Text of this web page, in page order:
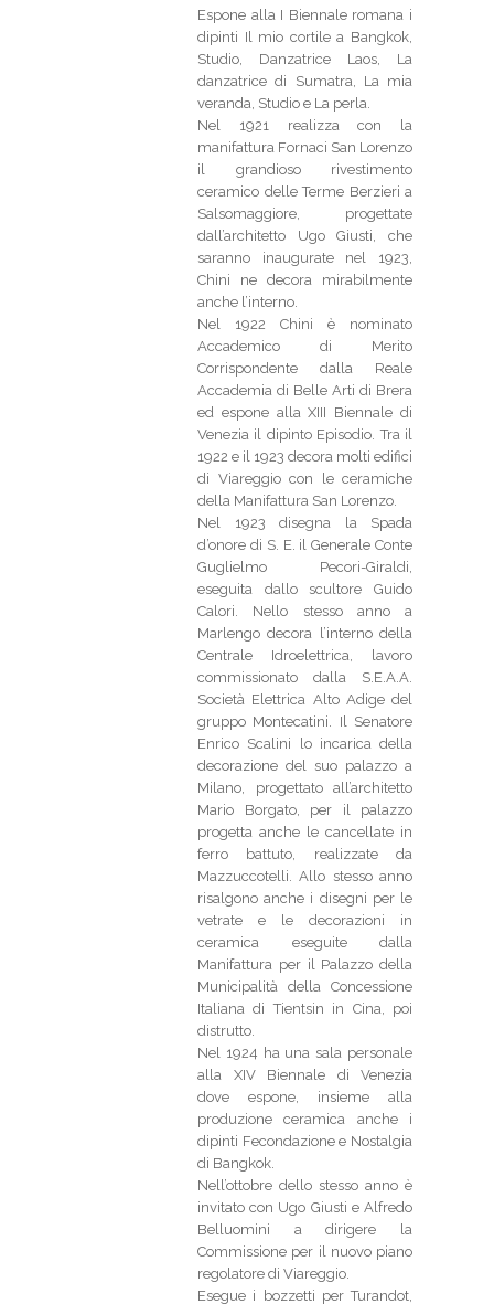
Espone alla I Biennale romana i
dipinti Il mio cortile a Bangkok,
Studio, Danzatrice Laos, La
danzatrice di Sumatra, La mia
veranda, Studio e La perla.
Nel 1921 realizza con la
manifattura Fornaci San Lorenzo
il grandioso rivestimento
ceramico delle Terme Berzieri a
Salsomaggiore, progettate
dall’architetto Ugo Giusti, che
saranno inaugurate nel 1923,
Chini ne decora mirabilmente
anche l’interno.
Nel 1922 Chini è nominato
Accademico di Merito
Corrispondente dalla Reale
Accademia di Belle Arti di Brera
ed espone alla XIII Biennale di
Venezia il dipinto Episodio. Tra il
1922 e il 1923 decora molti edifici
di Viareggio con le ceramiche
della Manifattura San Lorenzo.
Nel 1923 disegna la Spada
d’onore di S. E. il Generale Conte
Guglielmo Pecori-Giraldi,
eseguita dallo scultore Guido
Calori. Nello stesso anno a
Marlengo decora l’interno della
Centrale Idroelettrica, lavoro
commissionato dalla S.E.A.A.
Società Elettrica Alto Adige del
gruppo Montecatini. Il Senatore
Enrico Scalini lo incarica della
decorazione del suo palazzo a
Milano, progettato all’architetto
Mario Borgato, per il palazzo
progetta anche le cancellate in
ferro battuto, realizzate da
Mazzuccotelli. Allo stesso anno
risalgono anche i disegni per le
vetrate e le decorazioni in
ceramica eseguite dalla
Manifattura per il Palazzo della
Municipalità della Concessione
Italiana di Tientsin in Cina, poi
distrutto.
Nel 1924 ha una sala personale
alla XIV Biennale di Venezia
dove espone, insieme alla
produzione ceramica anche i
dipinti Fecondazione e Nostalgia
di Bangkok.
Nell’ottobre dello stesso anno è
invitato con Ugo Giusti e Alfredo
Belluomini a dirigere la
Commissione per il nuovo piano
regolatore di Viareggio.
Esegue i bozzetti per Turandot,